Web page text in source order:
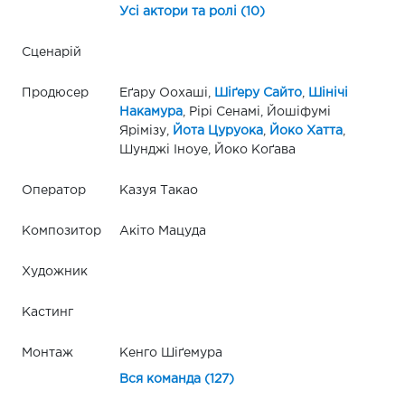
Усі актори та ролі (10)
Сценарій
Продюсер Еґару Оохаші, Шіґеру Сайто,
Шінічі
Накамура, Рірі Сенамі, Йошіфумі
Ярімізу,
Йота Цуруока, Йоко Хатта,
Шунджі Іноуе, Йоко Коґава
Оператор Казуя Такао
Композитор Акiто Мацуда
Художник
Кастинг
Монтаж Кенго Шіґемура
Вся команда (127)